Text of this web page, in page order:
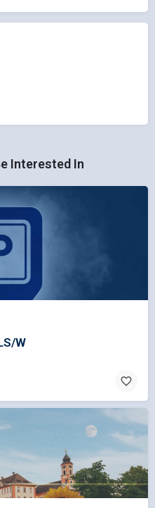
Interested In
W